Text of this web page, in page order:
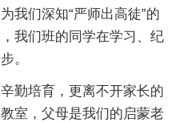
我们深知“严师出高徒”的
我们班的同学在学习、纪
。
勤培育，更离不开家长的
室，父母是我们的启蒙老